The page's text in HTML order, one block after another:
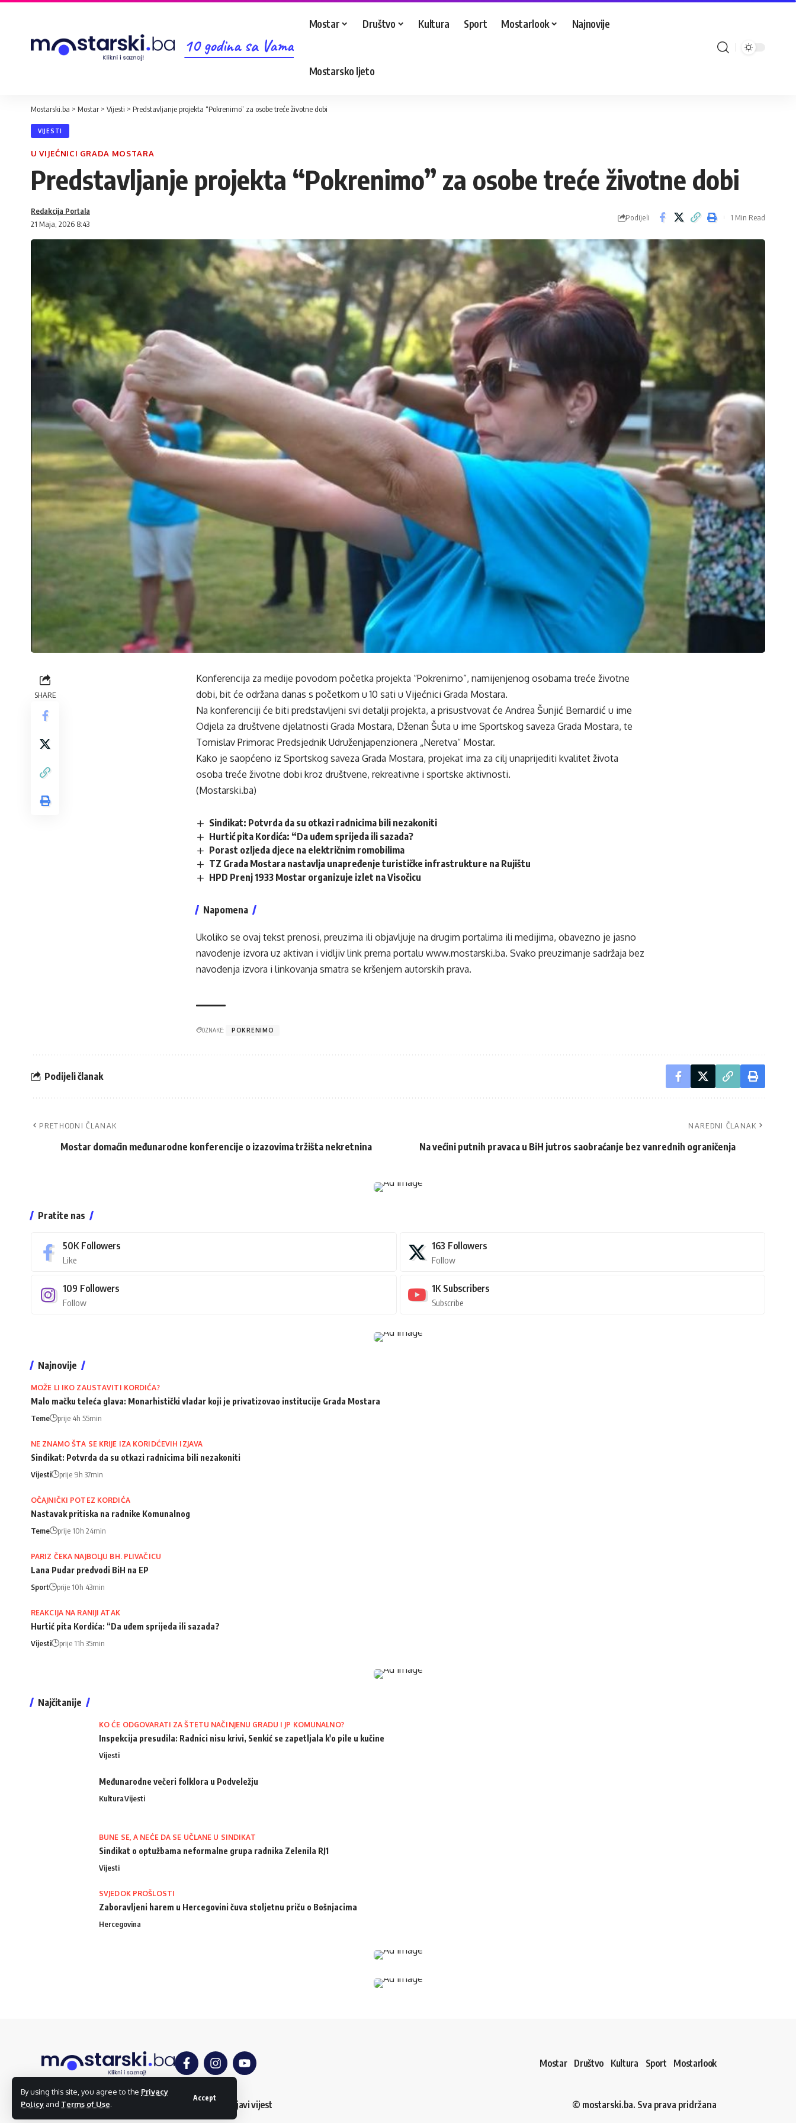
By using this site, you agree to the Privacy
Policy and Terms of Use.
Accept
10 godina sa Vama
Mostar Društvo Kultura Sport Mostarlook Najnovije
Mostarsko ljeto
Mostarski.ba > Mostar > Vijesti > Predstavljanje projekta “Pokrenimo” za osobe treće životne dobi
VIJESTI
U VIJEĆNICI GRADA MOSTARA
Predstavljanje projekta “Pokrenimo” za osobe treće životne dobi
21 Maja, 2026 8:43
Redakcija Portala
Podijeli 1 Min Read
SHARE
Konferencija za medije povodom početka projekta “Pokrenimo”, namijenjenog osobama treće životne
dobi, bit će održana danas s početkom u 10 sati u Vijećnici Grada Mostara.
Na konferenciji će biti predstavljeni svi detalji projekta, a prisustvovat će Andrea Šunjić Bernardić u ime
Odjela za društvene djelatnosti Grada Mostara, Dženan Šuta u ime Sportskog saveza Grada Mostara, te
Tomislav Primorac Predsjednik Udruženjapenzionera „Neretva“ Mostar.
Kako je saopćeno iz Sportskog saveza Grada Mostara, projekat ima za cilj unaprijediti kvalitet života
osoba treće životne dobi kroz društvene, rekreativne i sportske aktivnosti.
(Mostarski.ba)
Sindikat: Potvrda da su otkazi radnicima bili nezakoniti
Hurtić pita Kordića: “Da uđem sprijeda ili sazada?
Porast ozljeda djece na električnim romobilima
TZ Grada Mostara nastavlja unapređenje turističke infrastrukture na Rujištu
HPD Prenj 1933 Mostar organizuje izlet na Visočicu
Napomena
Ukoliko se ovaj tekst prenosi, preuzima ili objavljuje na drugim portalima ili medijima, obavezno je jasno
navođenje izvora uz aktivan i vidljiv link prema portalu www.mostarski.ba. Svako preuzimanje sadržaja bez
navođenja izvora i linkovanja smatra se kršenjem autorskih prava.
OZNAKE: POKRENIMO
Podijeli članak
PRETHODNI ČLANAK
Mostar domaćin međunarodne konferencije o izazovima tržišta nekretnina
NAREDNI ČLANAK
Na većini putnih pravaca u BiH jutros saobraćanje bez vanrednih ograničenja
Pratite nas
50K Followers
Like
163 Followers
Follow
109 Followers
Follow
1K Subscribers
Subscribe
Najnovije
MOŽE LI IKO ZAUSTAVITI KORDIĆA?
Malo mačku teleća glava: Monarhistički vladar koji je privatizovao institucije Grada Mostara
Teme prije 4h 55min
NE ZNAMO ŠTA SE KRIJE IZA KORIDĆEVIH IZJAVA
Sindikat: Potvrda da su otkazi radnicima bili nezakoniti
Vijesti prije 9h 37min
OČAJNIČKI POTEZ KORDIĆA
Nastavak pritiska na radnike Komunalnog
Teme prije 10h 24min
PARIZ ČEKA NAJBOLJU BH. PLIVAČICU
Lana Pudar predvodi BiH na EP
Sport prije 10h 43min
REAKCIJA NA RANIJI ATAK
Hurtić pita Kordića: “Da uđem sprijeda ili sazada?
Vijesti prije 11h 35min
Najčitanije
KO ĆE ODGOVARATI ZA ŠTETU NAČINJENU GRADU I JP KOMUNALNO?
Inspekcija presudila: Radnici nisu krivi, Senkić se zapetljala k'o pile u kučine
Vijesti
Međunarodne večeri folklora u Podveležju
KulturaVijesti
BUNE SE, A NEĆE DA SE UČLANE U SINDIKAT
Sindikat o optužbama neformalne grupa radnika Zelenila RJ1
Vijesti
SVJEDOK PROŠLOSTI
Zaboravljeni harem u Hercegovini čuva stoljetnu priču o Bošnjacima
Hercegovina
Mostar Društvo Kultura Sport Mostarlook
O nama Impressum Kontakt Dojavi vijest © mostarski.ba. Sva prava pridržana